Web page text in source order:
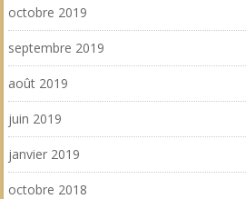
octobre 2019
septembre 2019
août 2019
juin 2019
janvier 2019
octobre 2018